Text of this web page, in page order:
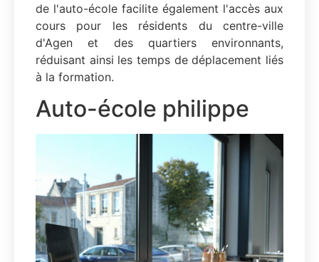
de l'auto-école facilite également l'accès aux
cours pour les résidents du centre-ville
d'Agen et des quartiers environnants,
réduisant ainsi les temps de déplacement liés
à la formation.
Auto-école philippe